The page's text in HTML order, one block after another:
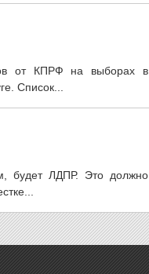
от КПРФ на выборах в
Список...
будет ЛДПР. Это должно